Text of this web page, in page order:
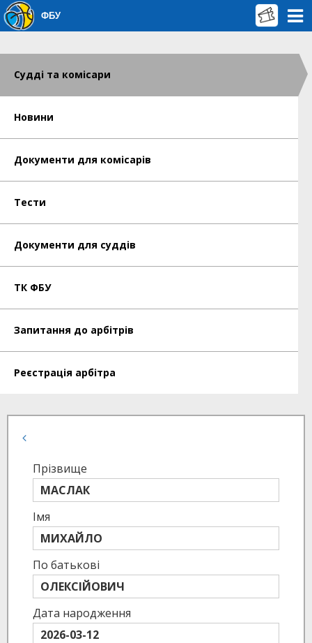
ФБУ
Судді та комісари
Новини
Документи для комісарів
Тести
Документи для суддів
ТК ФБУ
Запитання до арбітрів
Реєстрація арбітра
Прізвище
МАСЛАК
Імя
МИХАЙЛО
По батькові
ОЛЕКСІЙОВИЧ
Дата народження
2026-03-12